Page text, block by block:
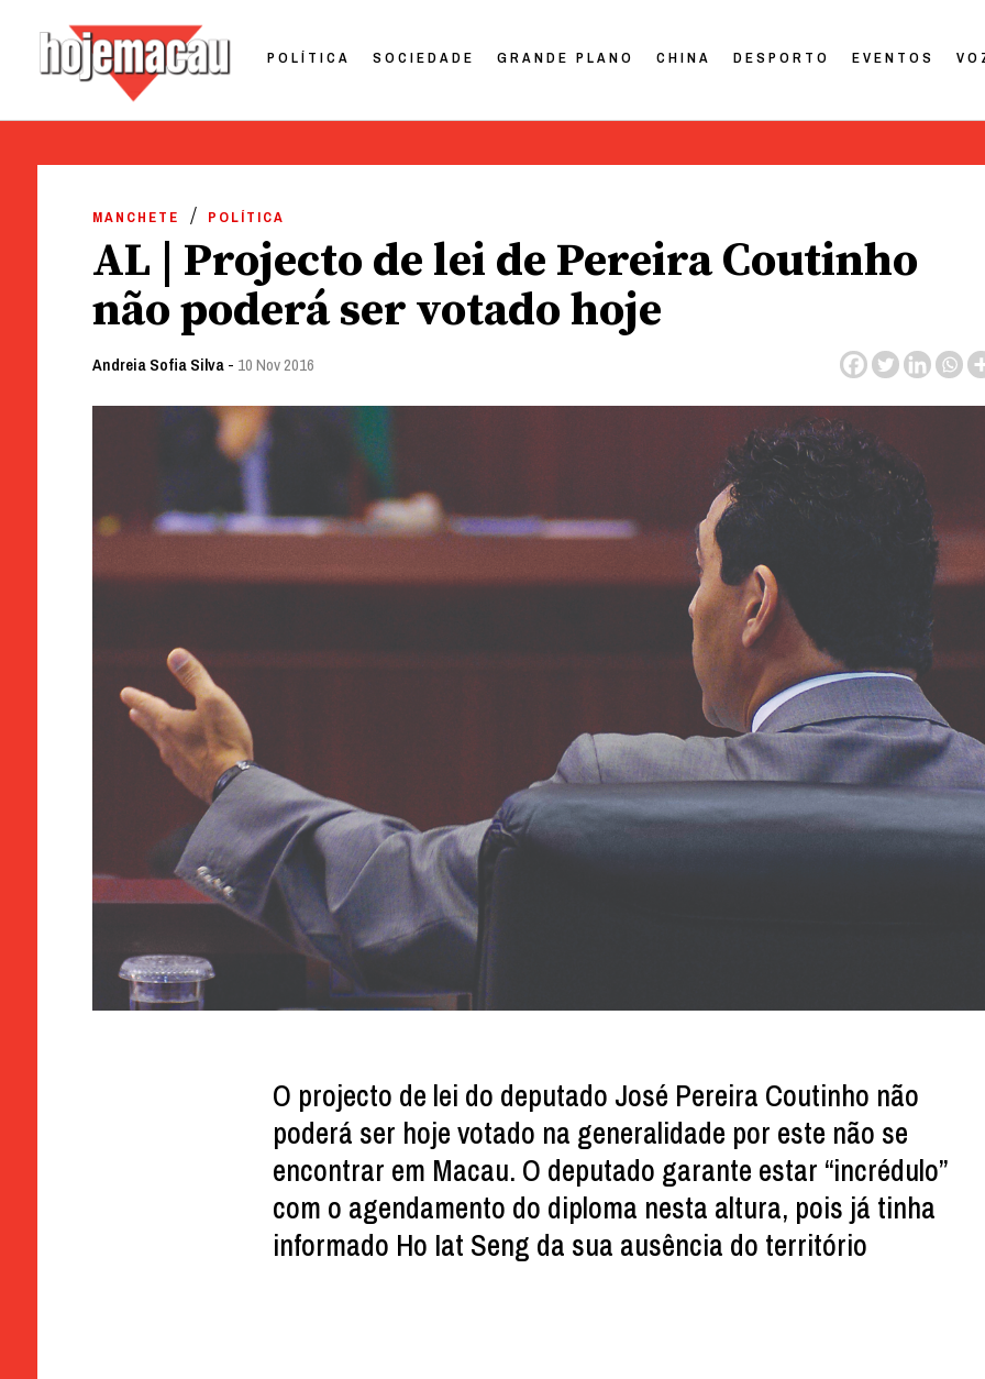
POLÍTICA SOCIEDADE GRANDE PLANO CHINA DESPORTO EVENTOS
MANCHETE POLÍTICA
AL | Projecto de lei de Pereira Coutinho
não poderá ser votado hoje
Andreia Sofia Silva- 10 Nov 2016
O projecto de lei do deputado José Pereira Coutinho não
poderá ser hoje votado na generalidade por este não se
encontrar em Macau. O deputado garante estar “incrédulo”
com o agendamento do diploma nesta altura, pois já tinha
informado Ho Iat Seng da sua ausência do território